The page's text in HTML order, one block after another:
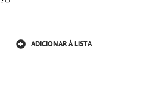
ADICIONAR À LISTA